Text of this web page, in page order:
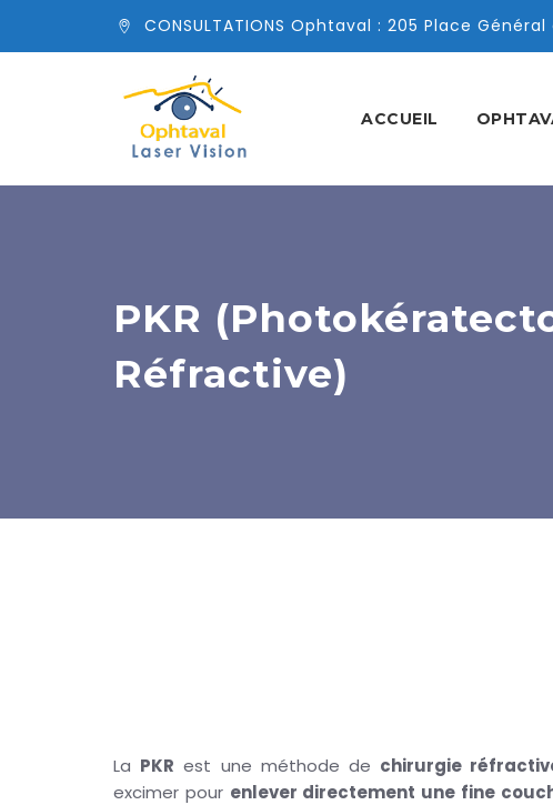
CONSULTATIONS Ophtaval : 205 Place
ACCUEIL
PKR
Réfractive)
La PKR est une méthode de chirurgie
excimer pour enlever directement une fine